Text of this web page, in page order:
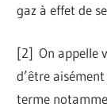
gaz à effet de
[2] On appelle
d’être
terme